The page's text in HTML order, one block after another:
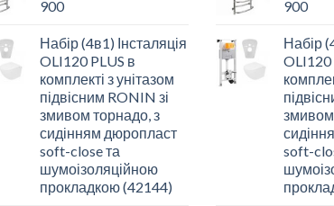
900
Набір (4в1) Інсталяція
OLI120 PLUS в
комплекті з унітазом
підвісним RONIN зі
змивом торнадо, з
сидінням дюропласт
soft-close та
шумоізоляційною
прокладкою (42144)
900
Набір
OLI120
змивом
soft-